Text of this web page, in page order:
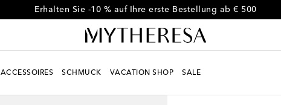
Erhalten Sie -10 % auf Ihre erste Bestellung ab € 500
ACCESSOIRES SCHMUCK VACATION SHOP SALE